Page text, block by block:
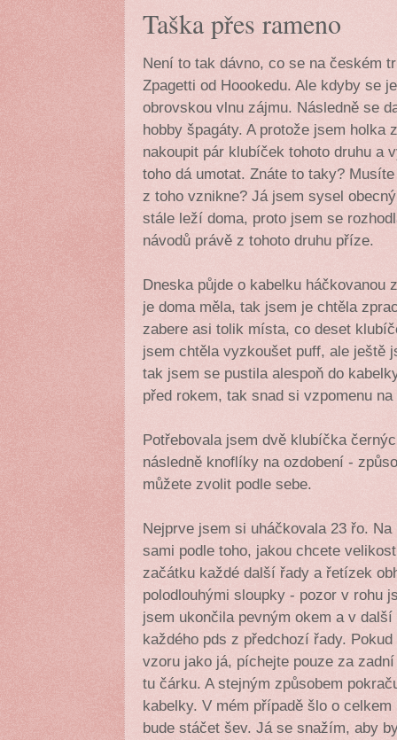
Taška přes rameno
Není to tak dávno, co se na českém
Zpagetti od Hoookedu. Ale kdyby se
obrovskou vlnu zájmu. Následně se
hobby špagáty. A protože jsem holka
nakoupit pár klubíček tohoto druhu a
toho dá umotat. Znáte to taky?
z toho vznikne? Já jsem sysel
stále leží doma, proto jsem se
návodů právě z tohoto druhu příze.
Dneska půjde o kabelku háčkovanou
je doma měla, tak jsem je chtěla
zabere asi tolik místa, co deset
jsem chtěla vyzkoušet puff, ale ještě
tak jsem se pustila alespoň do
před rokem, tak snad si vzpomenu
Potřebovala jsem dvě klubíčka
následně knoflíky na ozdobení -
můžete zvolit podle sebe.
Nejprve jsem si uháčkovala 23 řo.
sami podle toho, jakou chcete
začátku každé další řady a řetízek
polodlouhými sloupky - pozor v rohu
jsem ukončila pevným okem a v
každého pds z předchozí řady.
vzoru jako já, píchejte pouze za
tu čárku. A stejným způsobem
kabelky. V mém případě šlo o
bude stáčet šev. Já se snažím, aby